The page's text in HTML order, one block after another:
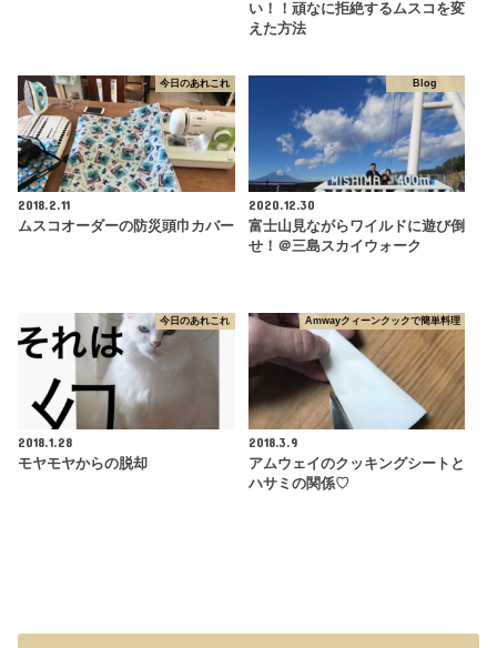
い！！頑なに拒絶するムスコを変
えた方法
今日のあれこれ
2018.2.11
ムスコオーダーの防災頭巾カバー
Blog
2020.12.30
富士山見ながらワイルドに遊び倒
せ！＠三島スカイウォーク
今日のあれこれ
2018.1.28
モヤモヤからの脱却
Amwayクィーンクックで簡単料理
2018.3.9
アムウェイのクッキングシートと
ハサミの関係♡